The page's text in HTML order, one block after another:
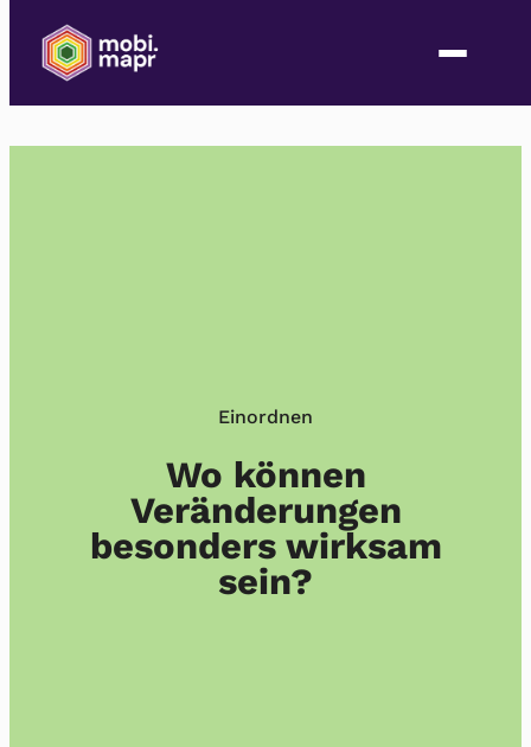
Inhalt
springen
Einordnen
Wo können
Veränderungen
besonders wirksam
sein?